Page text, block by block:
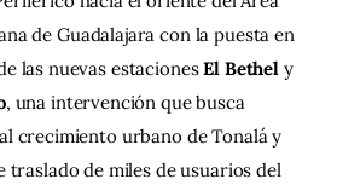
de Guadalajara con la puesta en
las nuevas estaciones El Bethel y
, una intervención que busca
crecimiento urbano de Tonalá y
traslado de miles de usuarios del